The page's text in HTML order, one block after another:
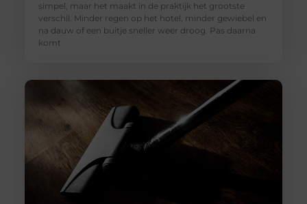
simpel, maar het maakt in de praktijk het grootste
verschil. Minder regen op het hotel, minder gewiebel en
na dauw of een buitje sneller weer droog. Pas daarna
komt